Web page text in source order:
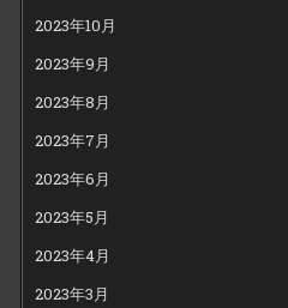
2023年10月
2023年9月
2023年8月
2023年7月
2023年6月
2023年5月
2023年4月
2023年3月